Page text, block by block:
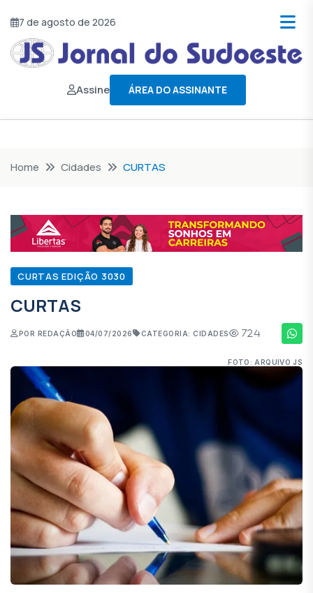
7 de agosto de 2026
Assine ÁREA DO ASSINANTE
Home Cidades CURTAS
CURTAS EDIÇÃO 3030
CURTAS
POR REDAÇÃO 04/07/2026 CATEGORIA: CIDADES 724
FOTO: ARQUIVO JS